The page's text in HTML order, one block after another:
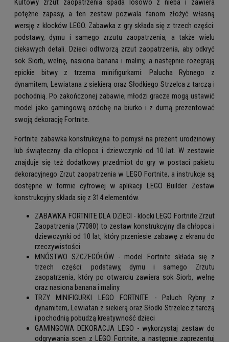
Kultowy zrzut zaopatrzenia spada losowo z nieba i zawiera
potężne zapasy, a ten zestaw pozwala fanom złożyć własną
wersję z klocków LEGO. Zabawka z gry składa się z trzech części:
podstawy, dymu i samego zrzutu zaopatrzenia, a także wielu
ciekawych detali. Dzieci odtworzą zrzut zaopatrzenia, aby odkryć
sok Siorb, wełnę, nasiona banana i maliny, a następnie rozegrają
epickie bitwy z trzema minifigurkami: Palucha Rybnego z
dynamitem, Lewiatana z siekierą oraz Słodkiego Strzelca z tarczą i
pochodnią. Po zakończonej zabawie, młodzi gracze mogą ustawić
model jako gamingową ozdobę na biurko i z dumą prezentować
swoją dekorację Fortnite.
Fortnite zabawka konstrukcyjna to pomysł na prezent urodzinowy
lub świąteczny dla chłopca i dziewczynki od 10 lat. W zestawie
znajduje się też dodatkowy przedmiot do gry w postaci pakietu
dekoracyjnego Zrzut zaopatrzenia w LEGO Fortnite, a instrukcje są
dostępne w formie cyfrowej w aplikacji LEGO Builder. Zestaw
konstrukcyjny składa się z 314 elementów.
ZABAWKA FORTNITE DLA DZIECI - klocki LEGO Fortnite Zrzut
Zaopatrzenia (77080) to zestaw konstrukcyjny dla chłopca i
dziewczynki od 10 lat, który przeniesie zabawę z ekranu do
rzeczywistości
MNÓSTWO SZCZEGÓŁÓW - model Fortnite składa się z
trzech części: podstawy, dymu i samego Zrzutu
zaopatrzenia, który po otwarciu zawiera sok Siorb, wełnę
oraz nasiona banana i maliny
TRZY MINIFIGURKI LEGO FORTNITE - Paluch Rybny z
dynamitem, Lewiatan z siekierą oraz Słodki Strzelec z tarczą
i pochodnią pobudzą kreatywność dzieci
GAMINGOWA DEKORACJA LEGO - wykorzystaj zestaw do
odgrywania scen z LEGO Fortnite, a następnie zaprezentuj